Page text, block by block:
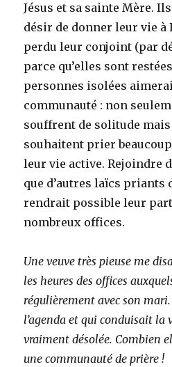
Jésus et sa sainte Mère.
désir de donner leur vie à
perdu leur conjoint (par
parce qu’elles sont
personnes isolées
communauté : non
souffrent de solitude mais
souhaitent prier
leur vie active. Rejoindre
que d’autres laïcs priants
rendrait possible leur
nombreux offices.
Une veuve très pieuse me
les heures des offices
régulièrement avec son
l’agenda et qui conduisait la
vraiment désolée. Combien
une communauté de prière !